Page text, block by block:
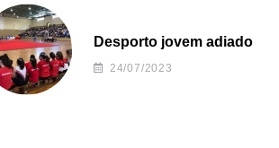
Desporto jovem adiado
24/07/2023